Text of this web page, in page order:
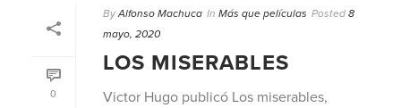
0
By Alfonso Machuca In Más que películas Posted 8
mayo, 2020
LOS MISERABLES
Victor Hugo publicó Los miserables,